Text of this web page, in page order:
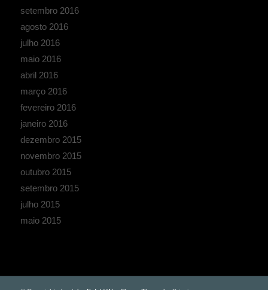
setembro 2016
agosto 2016
julho 2016
maio 2016
abril 2016
março 2016
fevereiro 2016
janeiro 2016
dezembro 2015
novembro 2015
outubro 2015
setembro 2015
julho 2015
maio 2015